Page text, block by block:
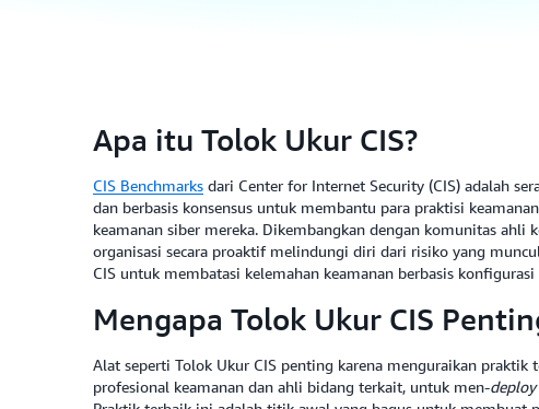
Apa itu Tolok Ukur CIS?
CIS Benchmarksdari Center for Internet Security (CIS) adalah
dan berbasis konsensus untuk membantu para praktisi
keamanan siber mereka. Dikembangkan dengan komunitas ahli
organisasi secara proaktif melindungi diri dari risiko yang
CIS untuk membatasi kelemahan keamanan berbasis
Mengapa Tolok Ukur CIS
Alat seperti Tolok Ukur CIS penting karena menguraikan praktik
profesional keamanan dan ahli bidang terkait, untuk men-deploy